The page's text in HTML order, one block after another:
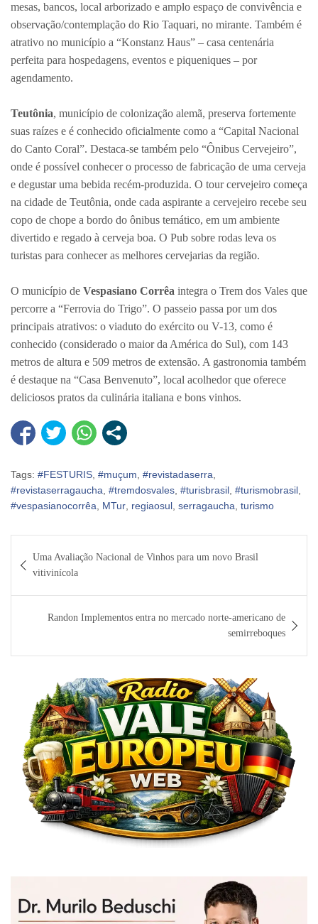
mesas, bancos, local arborizado e amplo espaço de convivência e
observação/contemplação do Rio Taquari, no mirante. Também é
atrativo no município a “Konstanz Haus” – casa centenária
perfeita para hospedagens, eventos e piqueniques – por
agendamento.
Teutônia, município de colonização alemã, preserva fortemente
suas raízes e é conhecido oficialmente como a “Capital Nacional
do Canto Coral”. Destaca-se também pelo “Ônibus Cervejeiro”,
onde é possível conhecer o processo de fabricação de uma cerveja
e degustar uma bebida recém-produzida. O tour cervejeiro começa
na cidade de Teutônia, onde cada aspirante a cervejeiro recebe seu
copo de chope a bordo do ônibus temático, em um ambiente
divertido e regado à cerveja boa. O Pub sobre rodas leva os
turistas para conhecer as melhores cervejarias da região.
O município de Vespasiano Corrêa integra o Trem dos Vales que
percorre a “Ferrovia do Trigo”. O passeio passa por um dos
principais atrativos: o viaduto do exército ou V-13, como é
conhecido (considerado o maior da América do Sul), com 143
metros de altura e 509 metros de extensão. A gastronomia também
é destaque na “Casa Benvenuto”, local acolhedor que oferece
deliciosos pratos da culinária italiana e bons vinhos.
Tags: #FESTURIS, #muçum, #revistadaserra,
#revistaserragaucha, #tremdosvales, #turisbrasil, #turismobrasil,
#vespasianocorrêa, MTur, regiaosul, serragaucha, turismo
de
Post
Uma Avaliação Nacional de Vinhos para um novo Brasil
vitivinícola
Randon Implementos entra no mercado norte-americano de
semirreboques